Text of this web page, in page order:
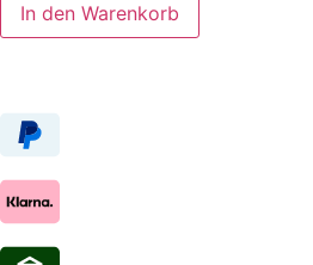
In den Warenkorb